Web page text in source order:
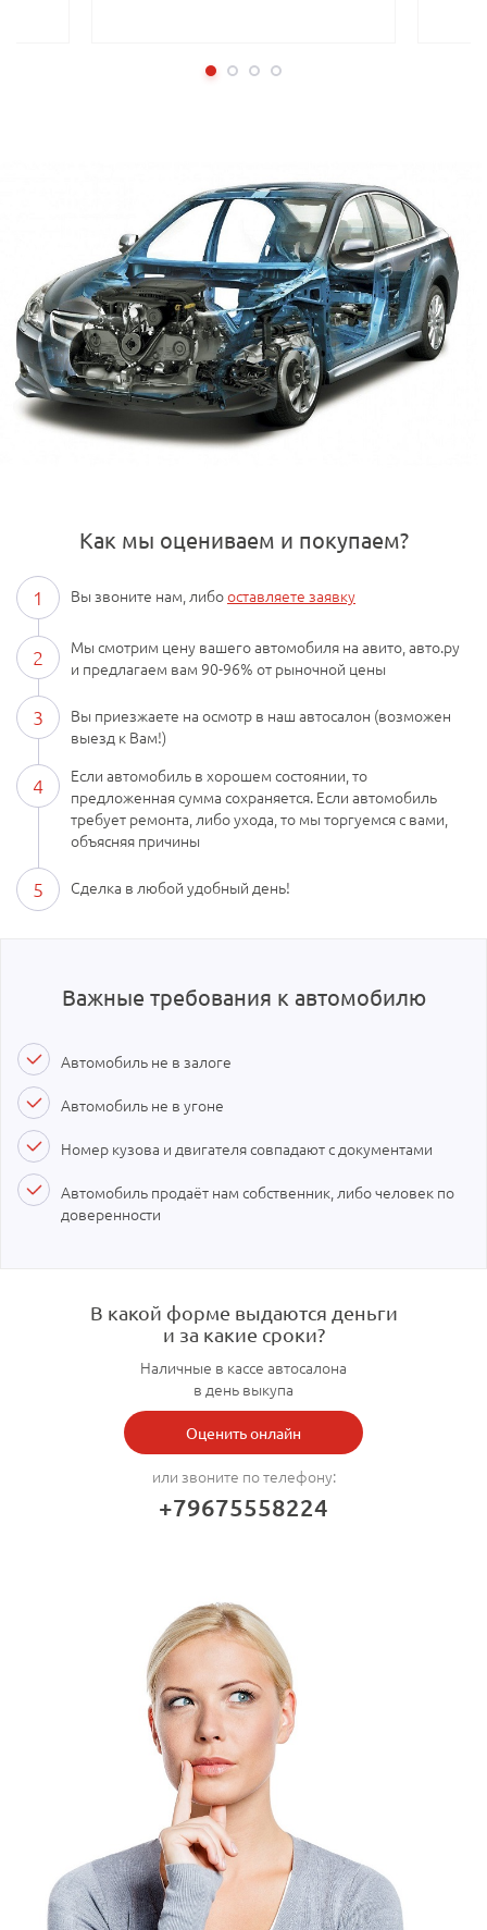
Как мы оцениваем и покупаем?
1 Вы звоните нам, либооставляете заявку
2
Мы смотрим цену вашего автомобиля на авито, авто.ру
и предлагаем вам 90-96% от рыночной цены
3
Вы приезжаете на осмотр в наш автосалон (возможен
выезд к Вам!)
4
Если автомобиль в хорошем состоянии, то
предложенная сумма сохраняется. Если автомобиль
требует ремонта, либо ухода, то мы торгуемся с вами,
объясняя причины
5 Сделка в любой удобный день!
Важные требования к автомобилю
Автомобиль не в залоге
Автомобиль не в угоне
Номер кузова и двигателя совпадают с документами
Автомобиль продаёт нам собственник, либо человек по
доверенности
В какой форме выдаются деньги
и за какие сроки?
Наличные в кассе автосалона
в день выкупа
Оценить онлайн
или звоните по телефону:
+79675558224